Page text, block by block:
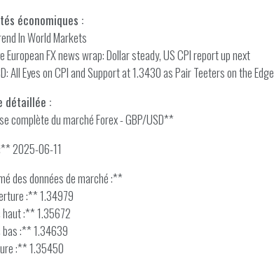
économiques :
In World Markets
European FX news wrap: Dollar steady, US CPI report up next
All Eyes on CPI and Support at 1.3430 as Pair Teeters on the Edge
détaillée :
complète du marché Forex - GBP/USD**
2025-06-11
des données de marché :**
:** 1.34979
:** 1.35672
:** 1.34639
:** 1.35450